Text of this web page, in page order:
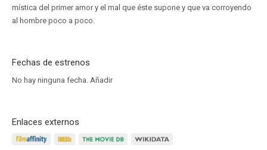
mística del primer amor y el mal que éste supone y que va corroyendo
al hombre poco a poco.
Fechas de estrenos
No hay ninguna fecha. Añadir
Enlaces externos